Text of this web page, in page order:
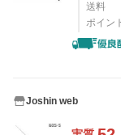
送料
ポイン
Joshin web